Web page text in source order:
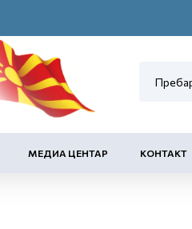
МЕДИА ЦЕНТАР КОНТАКТ